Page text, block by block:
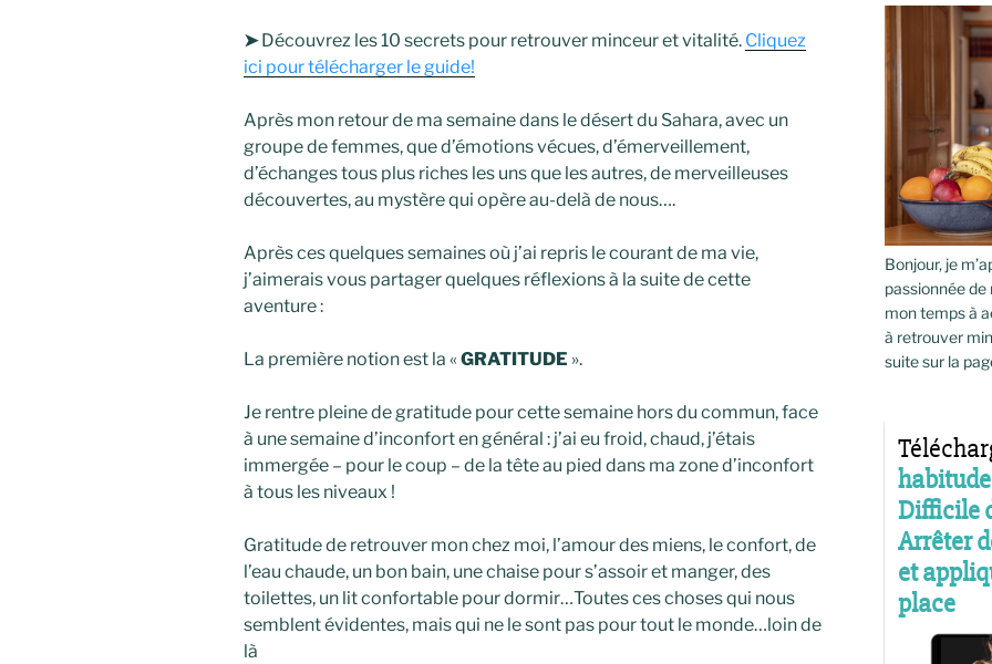
➤ Découvrez les 10 secrets pour retrouver minceur et vitalité. Cliquez
ici pour télécharger le guide!
Après mon retour de ma semaine dans le désert du Sahara, avec un
groupe de femmes, que d’émotions vécues, d’émerveillement,
d’échanges tous plus riches les uns que les autres, de merveilleuses
découvertes, au mystère qui opère au-delà de nous….
Après ces quelques semaines où j’ai repris le courant de ma vie,
j’aimerais vous partager quelques réflexions à la suite de cette
aventure :
La première notion est la «GRATITUDE ».
Je rentre pleine de gratitude pour cette semaine hors du commun, face
à une semaine d’inconfort en général : j’ai eu froid, chaud, j’étais
immergée – pour le coup – de la tête au pied dans ma zone d’inconfort
à tous les niveaux !
Gratitude de retrouver mon chez moi, l’amour des miens, le confort, de
l’eau chaude, un bon bain, une chaise pour s’assoir et manger, des
toilettes, un lit confortable pour dormir…Toutes ces choses qui nous
semblent évidentes, mais qui ne le sont pas pour tout le monde…loin de
là
Bonjour, je
passionnée
mon temps à
à retrouver
suite sur la